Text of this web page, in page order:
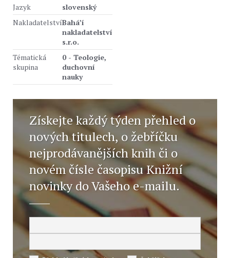
Jazyk
slovenský
NakladatelstvíBahá’í
nakladatelství
s.r.o.
Tématická
skupina
0 - Teologie,
duchovní
nauky
Získejte každý týden přehled o
nových titulech, o žebříčku
nejprodávanějších knih či o
novém čísle časopisu Knižní
novinky do Vašeho e-mailu.